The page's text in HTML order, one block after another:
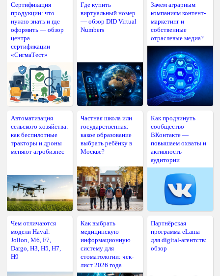
Сертификация
продукции: что
нужно знать и где
оформить — обзор
центра
сертификации
«СигмаТест»
Где купить
виртуальный номер
— обзор DID Virtual
Numbers
Зачем аграрным
компаниям контент-
маркетинг и
собственные
отраслевые медиа?
Автоматизация
сельского хозяйства:
как беспилотные
тракторы и дроны
меняют агробизнес
Частная школа или
государственная:
какое образование
выбрать ребёнку в
Москве?
Как продвинуть
сообщество
ВКонтакте —
повышаем охваты и
активность
аудитории
Чем отличаются
модели Haval:
Jolion, M6, F7,
Dargo, H3, H5, H7,
H9
Как выбрать
медицинскую
информационную
систему для
стоматологии: чек-
лист 2026 года
Партнёрская
программа eLama
для digital-агентств:
обзор